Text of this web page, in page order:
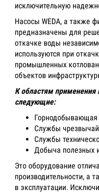
исключительную
Насосы WEDA, а также
предназначены для
откачке воды
используются при
промышленных
объектов
К областям применения
следующие:
Службы
Службы
Добыча полезных
Это оборудование
производительности, а
в эксплуатации.